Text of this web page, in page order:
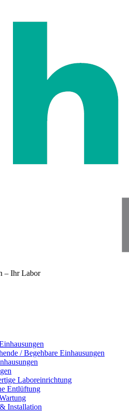
– Ihr Labor
/ Begehbare Einhausungen
Laboreinrichtung
Entlüftung
Installation